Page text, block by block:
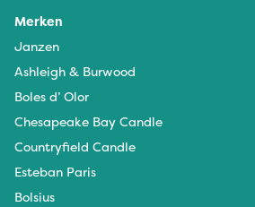
Merken
Janzen
Ashleigh & Burwood
Boles d’ Olor
Chesapeake Bay Candle
Countryfield Candle
Esteban Paris
Bolsius